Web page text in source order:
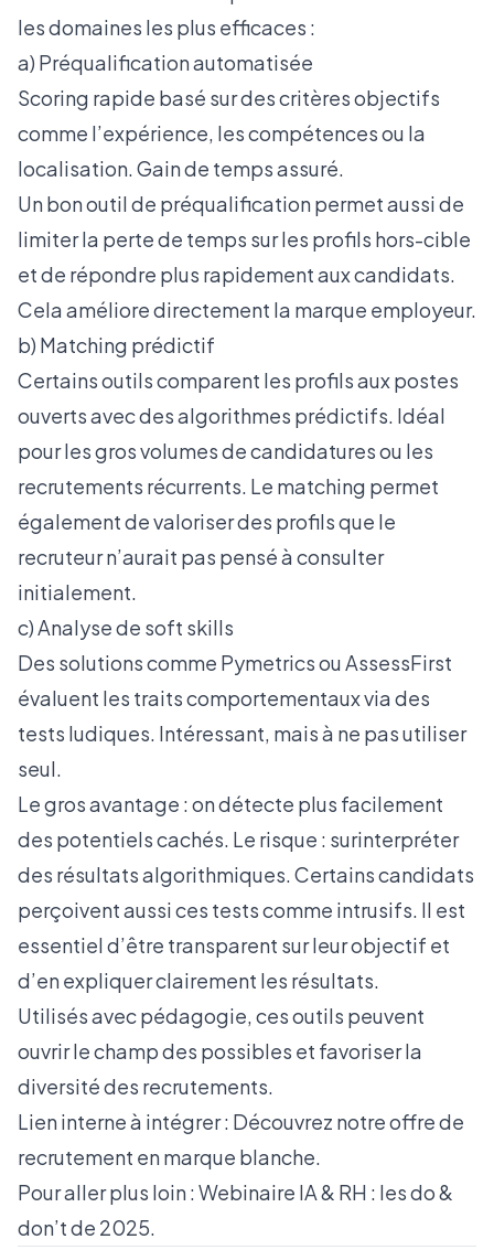
les domaines les plus efficaces :
a) Préqualification automatisée
Scoring rapide basé sur des critères objectifs
comme l’expérience, les compétences ou la
localisation. Gain de temps assuré.
Un bon outil de préqualification permet aussi de
limiter la perte de temps sur les profils hors-cible
et de répondre plus rapidement aux candidats.
Cela améliore directement la marque employeur.
b) Matching prédictif
Certains outils comparent les profils aux postes
ouverts avec des algorithmes prédictifs. Idéal
pour les gros volumes de candidatures ou les
recrutements récurrents. Le matching permet
également de valoriser des profils que le
recruteur n’aurait pas pensé à consulter
initialement.
c) Analyse de soft skills
Des solutions comme Pymetrics ou AssessFirst
évaluent les traits comportementaux via des
tests ludiques. Intéressant, mais à ne pas utiliser
seul.
Le gros avantage : on détecte plus facilement
des potentiels cachés. Le risque : surinterpréter
des résultats algorithmiques. Certains candidats
perçoivent aussi ces tests comme intrusifs. Il est
essentiel d’être transparent sur leur objectif et
d’en expliquer clairement les résultats.
Utilisés avec pédagogie, ces outils peuvent
ouvrir le champ des possibles et favoriser la
diversité des recrutements.
Lien interne à intégrer : Découvrez notre offre de
recrutement en marque blanche.
Pour aller plus loin :Webinaire IA & RH : les do &
don’t de 2025.